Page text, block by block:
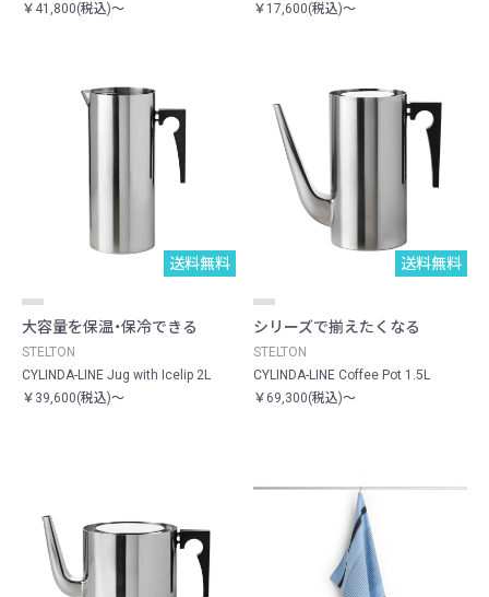
￥41,800(税込)～
￥17,600(税込)～
送料無料
大容量を保温・保冷できる
STELTON
CYLINDA-LINE Jug with Icelip 2L
￥39,600(税込)～
送料無料
シリーズで揃えたくなる
STELTON
CYLINDA-LINE Coffee Pot 1.5L
￥69,300(税込)～